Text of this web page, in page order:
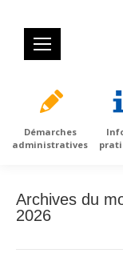
Démarches
administratives
Archives du
2026